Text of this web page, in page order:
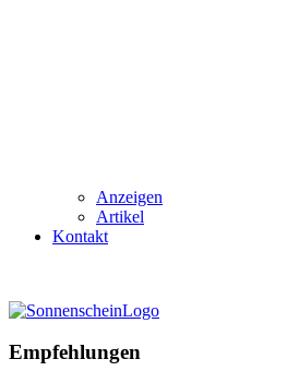
Anzeigen
Artikel
Kontakt
Empfehlungen